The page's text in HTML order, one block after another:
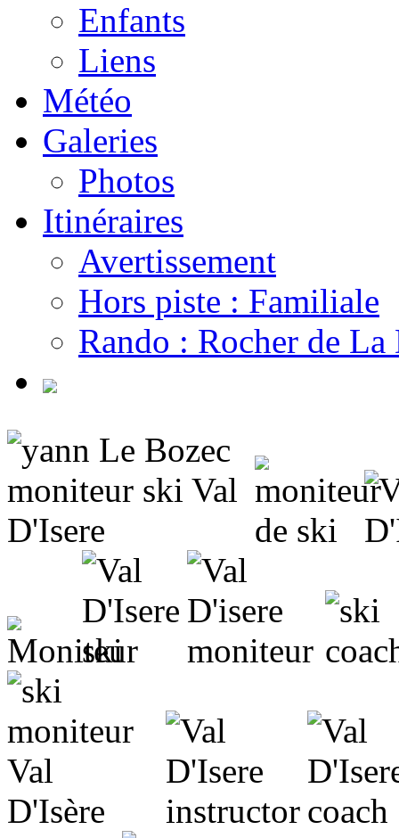
Enfants
Liens
Météo
Galeries
Photos
Itinéraires
Avertissement
Hors piste : Familiale
Rando : Rocher de La